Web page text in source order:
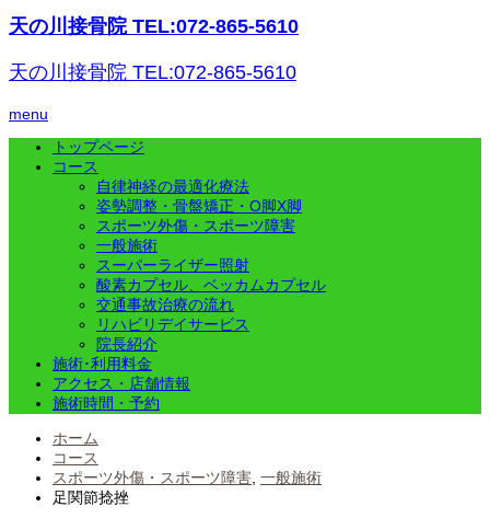
天の川接骨院 TEL:072-865-5610
天の川接骨院 TEL:072-865-5610
menu
トップページ
コース
自律神経の最適化療法
姿勢調整・骨盤矯正・O脚X脚
スポーツ外傷・スポーツ障害
一般施術
スーパーライザー照射
酸素カプセル、ベッカムカプセル
交通事故治療の流れ
リハビリデイサービス
院長紹介
施術･利用料金
アクセス・店舗情報
施術時間・予約
ホーム
コース
スポーツ外傷・スポーツ障害 一般施術
足関節捻挫